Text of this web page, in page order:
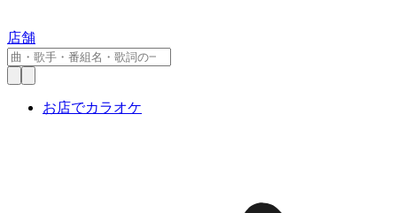
店舗
お店でカラオケ